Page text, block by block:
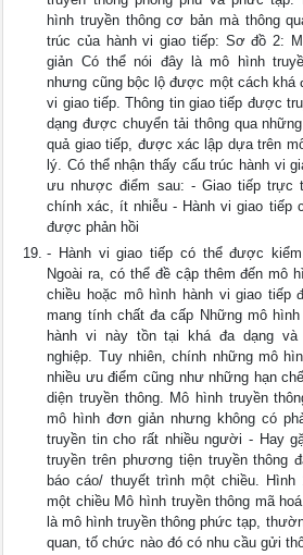
hình truyền thông cơ bản mà thông
trúc của hành vi giao tiếp: Sơ đồ 2:
giản Có thể nói đây là mô hình
nhưng cũng bộc lộ được một cách khá
vi giao tiếp. Thông tin giao tiếp được
dạng được chuyển tải thông qua
quả giao tiếp, được xác lập dựa trên
lý. Có thể nhận thấy cấu trúc hành vi
ưu nhược điểm sau: - Giao tiếp trực
chính xác, ít nhiễu - Hành vi giao tiếp
được phản hồi
- Hành vi giao tiếp có thể được
Ngoài ra, có thể đề cập thêm đến mô
chiều hoặc mô hình hành vi giao tiếp
mang tính chất đa cấp Những mô
hành vi này tồn tại khá đa dạng và
nghiệp. Tuy nhiên, chính những mô
nhiều ưu điểm cũng như những hạn
diện truyền thông. Mô hình truyền
mô hình đơn giản nhưng không có
truyền tin cho rất nhiều người - Hay
truyền trên phương tiện truyền thông
báo cáo/ thuyết trình một chiều.
một chiều Mô hình truyền thông mã
là mô hình truyền thông phức tạp,
quan, tố chức nào đó có nhu cầu gửi